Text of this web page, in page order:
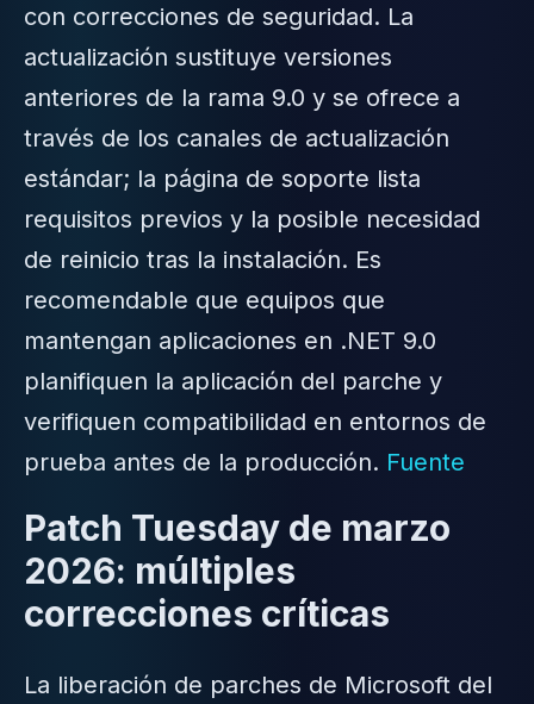
con correcciones de seguridad. La
actualización sustituye versiones
anteriores de la rama 9.0 y se ofrece a
través de los canales de actualización
estándar; la página de soporte lista
requisitos previos y la posible necesidad
de reinicio tras la instalación. Es
recomendable que equipos que
mantengan aplicaciones en .NET 9.0
planifiquen la aplicación del parche y
verifiquen compatibilidad en entornos de
prueba antes de la producción. Fuente
Patch Tuesday de marzo
2026: múltiples
correcciones críticas
La liberación de parches de Microsoft del